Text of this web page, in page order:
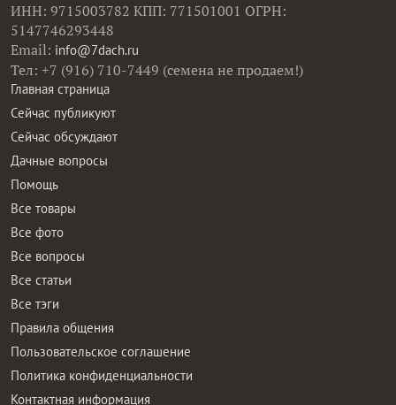
ИНН: 9715003782 КПП: 771501001 ОГРН:
5147746293448
Email: info@7dach.ru
Тел: +7 (916) 710-7449 (семена не продаем!)
Главная страница
Сейчас публикуют
Сейчас обсуждают
Дачные вопросы
Помощь
Все товары
Все фото
Все вопросы
Все статьи
Все тэги
Правила общения
Пользовательское соглашение
Политика конфиденциальности
Контактная информация